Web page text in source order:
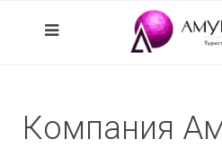
Компания